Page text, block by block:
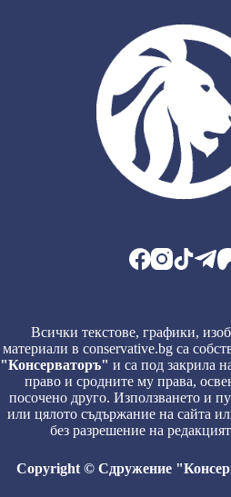
Всички текстове, графики,
материали в conservative.bg са
"Консерваторъ" и са под закрила
право и сродните му права,
посочено друго. Използването и
или цялото съдържание на сайта
без разрешение на
Copyright © Сдружение